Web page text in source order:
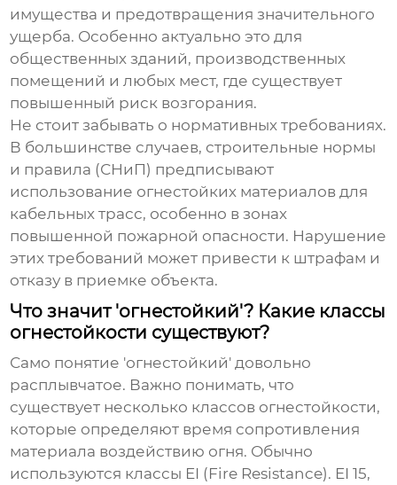
имущества и предотвращения значительного
ущерба. Особенно актуально это для
общественных зданий, производственных
помещений и любых мест, где существует
повышенный риск возгорания.
Не стоит забывать о нормативных требованиях.
В большинстве случаев, строительные нормы
и правила (СНиП) предписывают
использование огнестойких материалов для
кабельных трасс, особенно в зонах
повышенной пожарной опасности. Нарушение
этих требований может привести к штрафам и
отказу в приемке объекта.
Что значит 'огнестойкий'? Какие классы
огнестойкости существуют?
Само понятие 'огнестойкий' довольно
расплывчатое. Важно понимать, что
существует несколько классов огнестойкости,
которые определяют время сопротивления
материала воздействию огня. Обычно
используются классы EI (Fire Resistance). EI 15,